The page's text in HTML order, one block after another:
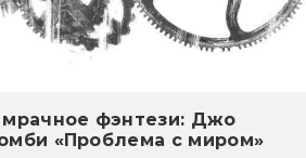
фэнтези: Джо
«Проблема с миром»